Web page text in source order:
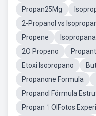
Propan25Mg
2-Propanol vs
Propene
2O Propeno
Etoxi Isopropano
Propanone Formula
Propanol Fórmula
Propan 1 OlFotos